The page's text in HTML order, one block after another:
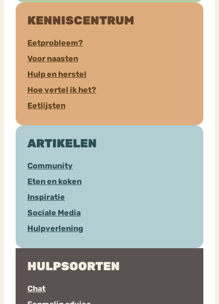
KENNISCENTRUM
Eetprobleem?
Voor naasten
Hulp en herstel
Hoe vertel ik het?
Eetlijsten
ARTIKELEN
Community
Eten en koken
Inspiratie
Sociale Media
Hulpverlening
HULPSOORTEN
Chat